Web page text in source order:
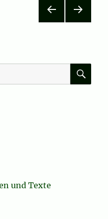
E
und Texte